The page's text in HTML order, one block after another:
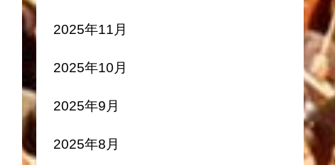
2025年11月
2025年10月
2025年9月
2025年8月